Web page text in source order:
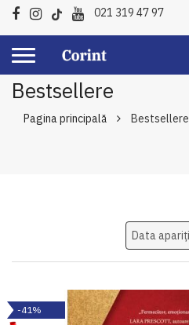
021 319 47 97
Bestsellere
Pagina principală Bestsellere
-41%